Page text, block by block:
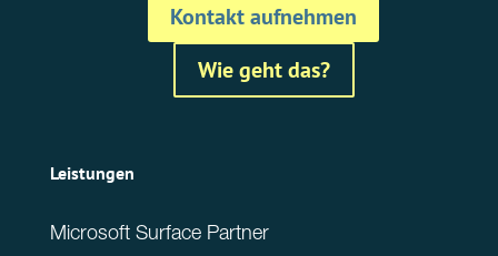
Kontakt aufnehmen
Wie geht das?
Leistungen
Microsoft Surface Partner